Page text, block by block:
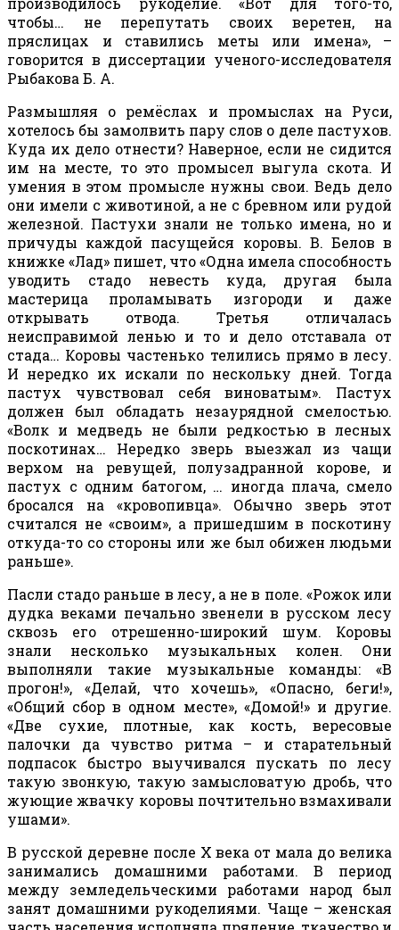
чтобы… не перепутать своих веретен, на
пряслицах и ставились меты или имена», –
говорится в диссертации ученого-исследователя
Рыбакова Б. А.
Размышляя о ремёслах и промыслах на Руси,
хотелось бы замолвить пару слов о деле пастухов.
Куда их дело отнести? Наверное, если не сидится
им на месте, то это промысел выгула скота. И
умения в этом промысле нужны свои. Ведь дело
они имели с животиной, а не с бревном или рудой
железной. Пастухи знали не только имена, но и
причуды каждой пасущейся коровы. В. Белов в
книжке «Лад» пишет, что «Одна имела способность
уводить стадо невесть куда, другая была
мастерица проламывать изгороди и даже
открывать отвода. Третья отличалась
неисправимой ленью и то и дело отставала от
стада… Коровы частенько телились прямо в лесу.
И нередко их искали по нескольку дней. Тогда
пастух чувствовал себя виноватым». Пастух
должен был обладать незаурядной смелостью.
«Волк и медведь не были редкостью в лесных
поскотинах… Нередко зверь выезжал из чащи
верхом на ревущей, полузадранной корове, и
пастух с одним батогом, … иногда плача, смело
бросался на «кровопивца». Обычно зверь этот
считался не «своим», а пришедшим в поскотину
откуда-то со стороны или же был обижен людьми
раньше».
Пасли стадо раньше в лесу, а не в поле. «Рожок или
дудка веками печально звенели в русском лесу
сквозь его отрешенно-широкий шум. Коровы
знали несколько музыкальных колен.
Они
выполняли такие музыкальные команды: «В
прогон!», «Делай, что хочешь», «Опасно, беги!»,
«Общий сбор в одном месте», «Домой!» и другие.
«Две сухие, плотные, как кость, вересовые
палочки да чувство ритма – и старательный
подпасок быстро выучивался пускать по лесу
такую звонкую, такую замысловатую дробь, что
жующие жвачку коровы почтительно взмахивали
ушами».
В русской деревне после Х века от мала до велика
занимались домашними работами. В период
между земледельческими работами народ был
занят домашними рукоделиями. Чаще – женская